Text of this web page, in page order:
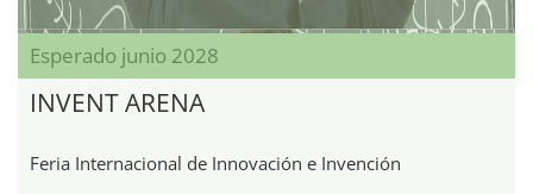
Esperado junio 2028
INVENT ARENA
Feria Internacional de Innovación e Invención